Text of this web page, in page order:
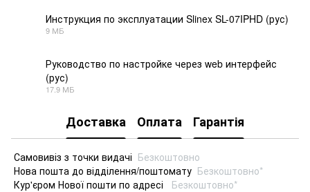
Инструкция по эксплуатации Slinex SL-07IPHD (рус)
9 МБ
Руководство по настройке через web интерфейс
(рус)
17.9 МБ
Доставка Оплата Гарантія
Самовивіз з точки видачі Безкоштовно
Нова пошта до відділення/поштомату Безкоштовно*
Кур'єром Нової пошти по адресі Безкоштовно*